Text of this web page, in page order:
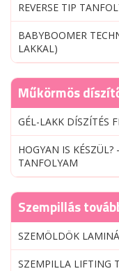
REVERSE TIP
BABYBOOMER
LAKKAL)
Műkörmös
GÉL-LAKK DÍSZÍTÉS
HOGYAN IS
TANFOLYAM
Szempillás
SZEMÖLDÖK
SZEMPILLA LIFTING